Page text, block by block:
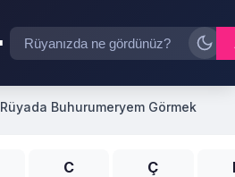
Rüyada Buhurumeryem Görmek
C Ç